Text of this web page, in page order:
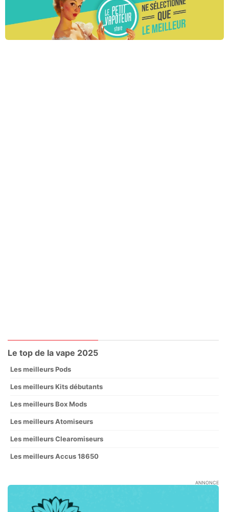
Le top de la vape 2025
Les meilleurs Pods
Les meilleurs Kits débutants
Les meilleurs Box Mods
Les meilleurs Atomiseurs
Les meilleurs Clearomiseurs
Les meilleurs Accus 18650
ANNONCE